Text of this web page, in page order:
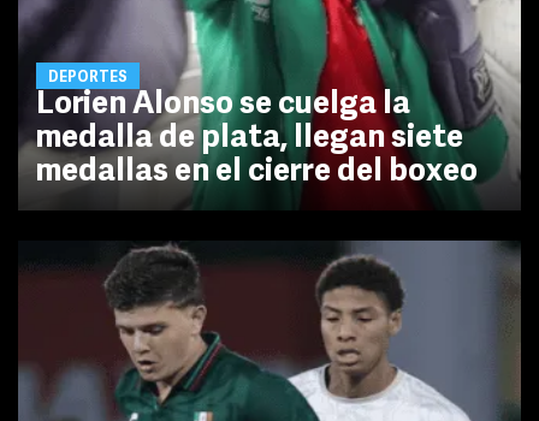
DEPORTES
Lorien Alonso se cuelga la
medalla de plata, llegan siete
medallas en el cierre del boxeo